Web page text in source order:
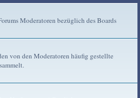
Moderatoren bezüglich des Boards
von den Moderatoren häufig gestellte